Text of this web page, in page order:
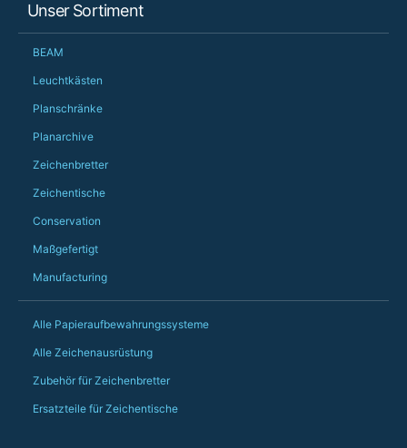
Unser Sortiment
BEAM
Leuchtkästen
Planschränke
Planarchive
Zeichenbretter
Zeichentische
Conservation
Maßgefertigt
Manufacturing
Alle Papieraufbewahrungssysteme
Alle Zeichenausrüstung
Zubehör für Zeichenbretter
Ersatzteile für Zeichentische